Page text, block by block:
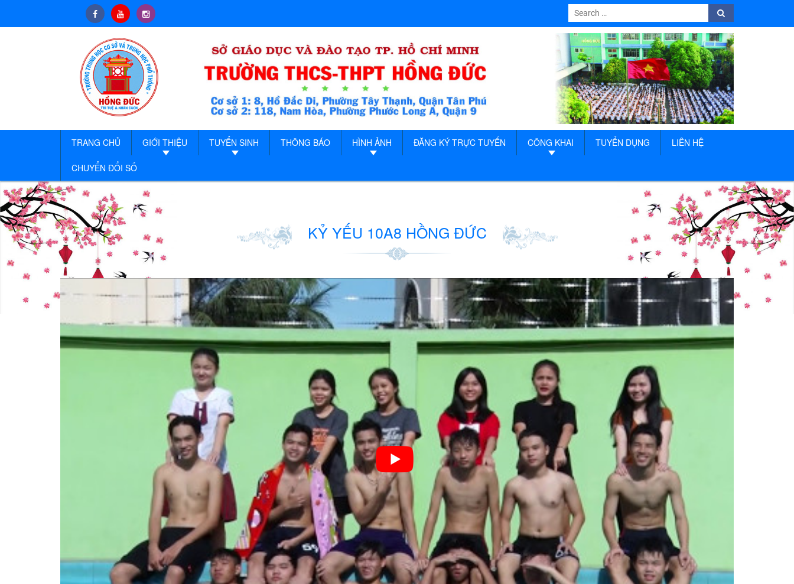
Search
for:
TRANG CHỦ GIỚI THIỆU TUYỂN SINH THÔNG BÁO HÌNH ẢNH ĐĂNG KÝ TRỰC TUYẾN CÔNG KHAI TUYỂN DỤNG LIÊN HỆ
CHUYỂN ĐỔI SỐ
KỶ YẾU 10A8 HỒNG ĐỨC